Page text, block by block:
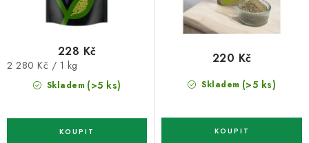
Skladem (>5 ks)
228 Kč
Měrná
2 280 Kč / 1 kg
Skladem (>5 ks)
220 Kč